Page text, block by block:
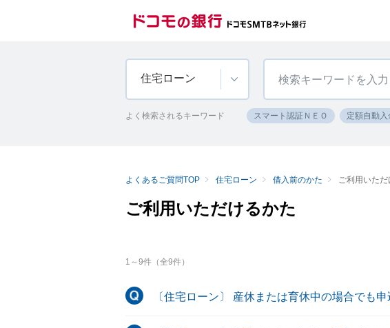
住宅ローン
よく検索されるキーワード スマート認証ＮＥＯ 定額自動入
よくあるご質問TOP 住宅ローン 借入前のかた ご利用いただ
ご利用いただけるかた
1 ～9件（全9件）
〔住宅ローン〕 産休または育休中の場合でも